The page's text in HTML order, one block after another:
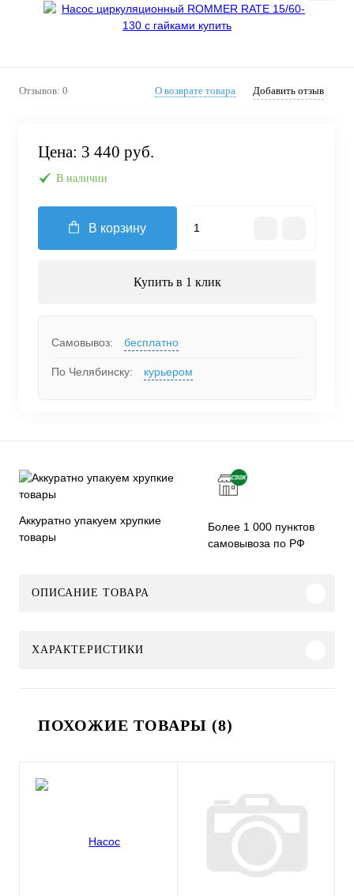
Отзывов: 0 О возврате товара Добавить отзыв
Цена: 3 440 руб.
В наличии
В корзину
Купить в 1 клик
Самовывоз: бесплатно
По Челябинску: курьером
Аккуратно упакуем хрупкие
товары
Более 1 000 пунктов
самовывоза по РФ
ОПИСАНИЕ ТОВАРА
ХАРАКТЕРИСТИКИ
ПОХОЖИЕ ТОВАРЫ (8)